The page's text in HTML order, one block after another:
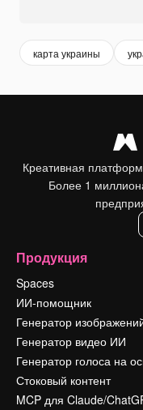
карта украины
Креативная
Более 1
Продукция
Spaces
ИИ-помощник
Генератор
Генератор видео ИИ
Генератор голоса на
Стоковый контент
MCP для Claude/